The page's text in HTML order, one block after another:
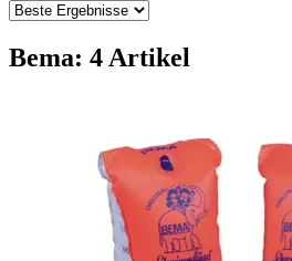
Bema: 4 Artikel